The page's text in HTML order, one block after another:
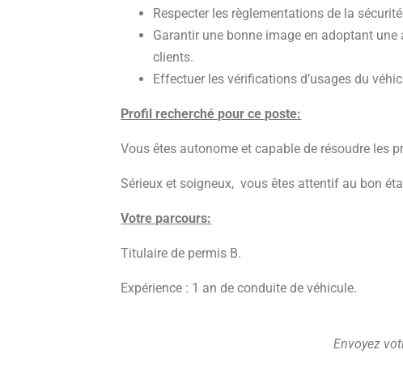
Respecter les règlementations de la
Garantir une bonne image en adoptant
clients.
Effectuer les vérifications d’usages du
Profil recherché pour ce poste:
Vous êtes autonome et capable de résoudre les
Sérieux et soigneux, vous êtes attentif au bon
Votre parcours:
Titulaire de permis B.
Expérience : 1 an de conduite de véhicule.
Envoyez